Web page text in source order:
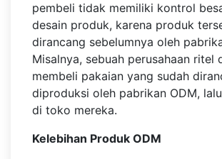
pembeli tidak memiliki kontrol
desain produk, karena produk
dirancang sebelumnya oleh
Misalnya, sebuah perusahaan ritel
membeli pakaian yang sudah
diproduksi oleh pabrikan ODM,
di toko mereka.
Kelebihan Produk ODM